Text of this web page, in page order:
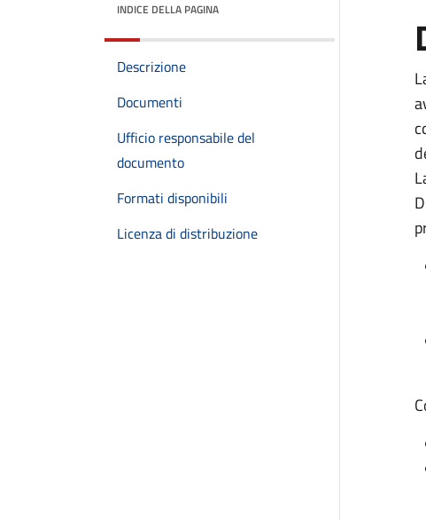
INDICE DELLA PAGINA
Descrizione
Documenti
Ufficio responsabile del
documento
Formati disponibili
Licenza di distribuzione